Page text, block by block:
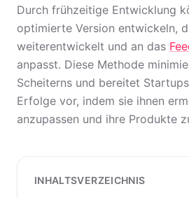
Durch frühzeitige Entwicklung
optimierte Version entwickeln,
weiterentwickelt und an das
anpasst. Diese Methode
Scheiterns und bereitet
Erfolge vor, indem sie ihnen
anzupassen und ihre Produkte
INHALTSVERZEICHNIS